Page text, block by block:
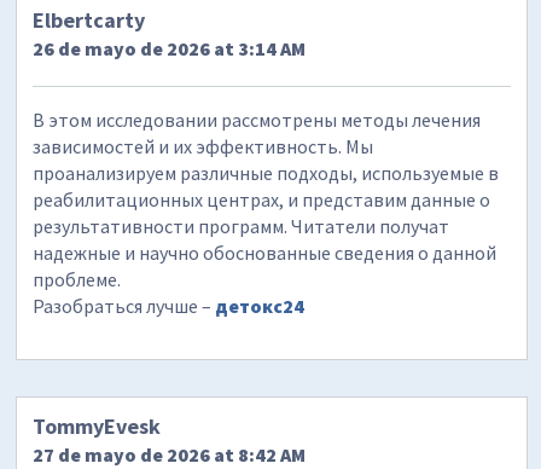
Elbertcarty
26 de mayo de 2026 at 3:14 AM
В этом исследовании рассмотрены методы лечения
зависимостей и их эффективность. Мы
проанализируем различные подходы, используемые в
реабилитационных центрах, и представим данные о
результативности программ. Читатели получат
надежные и научно обоснованные сведения о данной
проблеме.
Разобраться лучше – детокс24
TommyEvesk
27 de mayo de 2026 at 8:42 AM